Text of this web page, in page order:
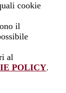
cookie
il
al
POLICY.